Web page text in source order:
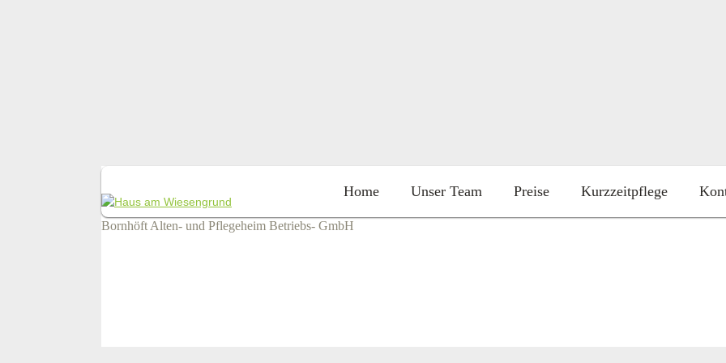
Bornhöft Alten- und Pflegeheim Betriebs- GmbH
Home Unser Team Preise Kurzzeitpflege